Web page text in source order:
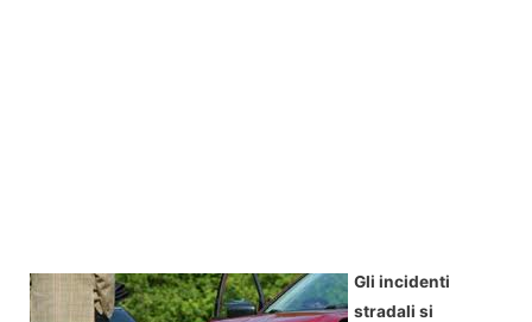
Gli incidenti
stradali si